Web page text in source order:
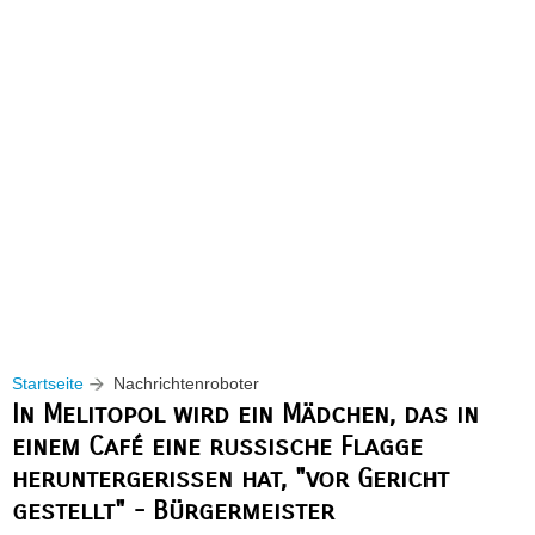
Startseite Nachrichtenroboter
In Melitopol wird ein Mädchen, das in
einem Café eine russische Flagge
heruntergerissen hat, "vor Gericht
gestellt" - Bürgermeister